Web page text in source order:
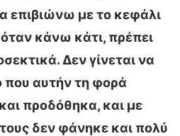
επιβιώνω με το κεφάλι
κάνω κάτι, πρέπει
Δεν γίνεται να
αυτήν τη φορά
προδόθηκα, και με
δεν φάνηκε και πολύ